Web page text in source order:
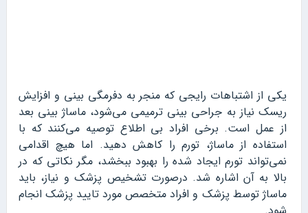
یکی از اشتباهات رایجی که منجر به دفرمگی بینی و افزایش
ریسک نیاز به جراحی بینی ترمیمی می‌شود، ماساژ بینی بعد
از عمل است. برخی افراد بی اطلاع توصیه می‌کنند که با
استفاده از ماساژ، تورم را کاهش دهید. اما هیچ اقدامی
نمی‌تواند تورم ایجاد شده را بهبود ببخشد، مگر نکاتی که در
بالا به آن اشاره شد. درصورت تشخیص پزشک و نیاز، باید
ماساژ توسط پزشک و افراد متخصص مورد تایید پزشک انجام